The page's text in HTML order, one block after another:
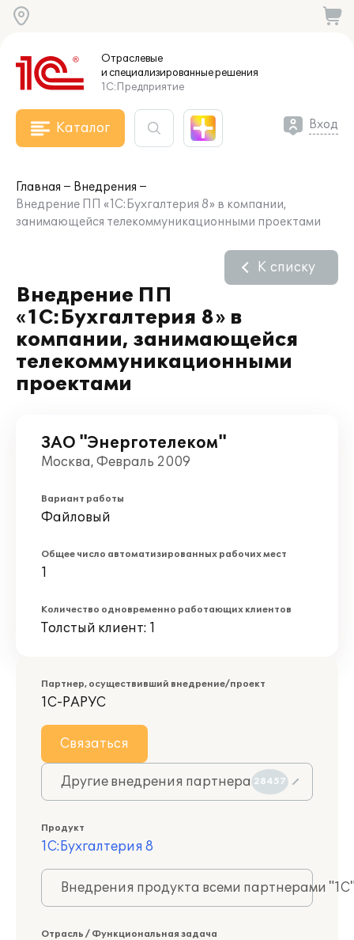
Отраслевые
и специализированныерешения
1С:Предприятие
Каталог Вход
Главная
Внедрения
Внедрение ПП «1С:Бухгалтерия 8» в компании,
занимающейся телекоммуникационными проектами
Внедрение ПП
«1С:Бухгалтерия 8» в
компании, занимающейся
телекоммуникационными
проектами
К списку
ЗАО "Энерготелеком"
Москва, Февраль 2009
Вариант работы
Файловый
Общее число автоматизированных рабочих мест
1
Количество одновременно работающих клиентов
Толстый клиент: 1
Партнер, осуществивший внедрение/проект
1С-РАРУС
Связаться
Другие внедрения партнера 28457
Продукт
1С:Бухгалтерия 8
Внедрения продукта всеми партнерами
Отрасль / Функциональная задача